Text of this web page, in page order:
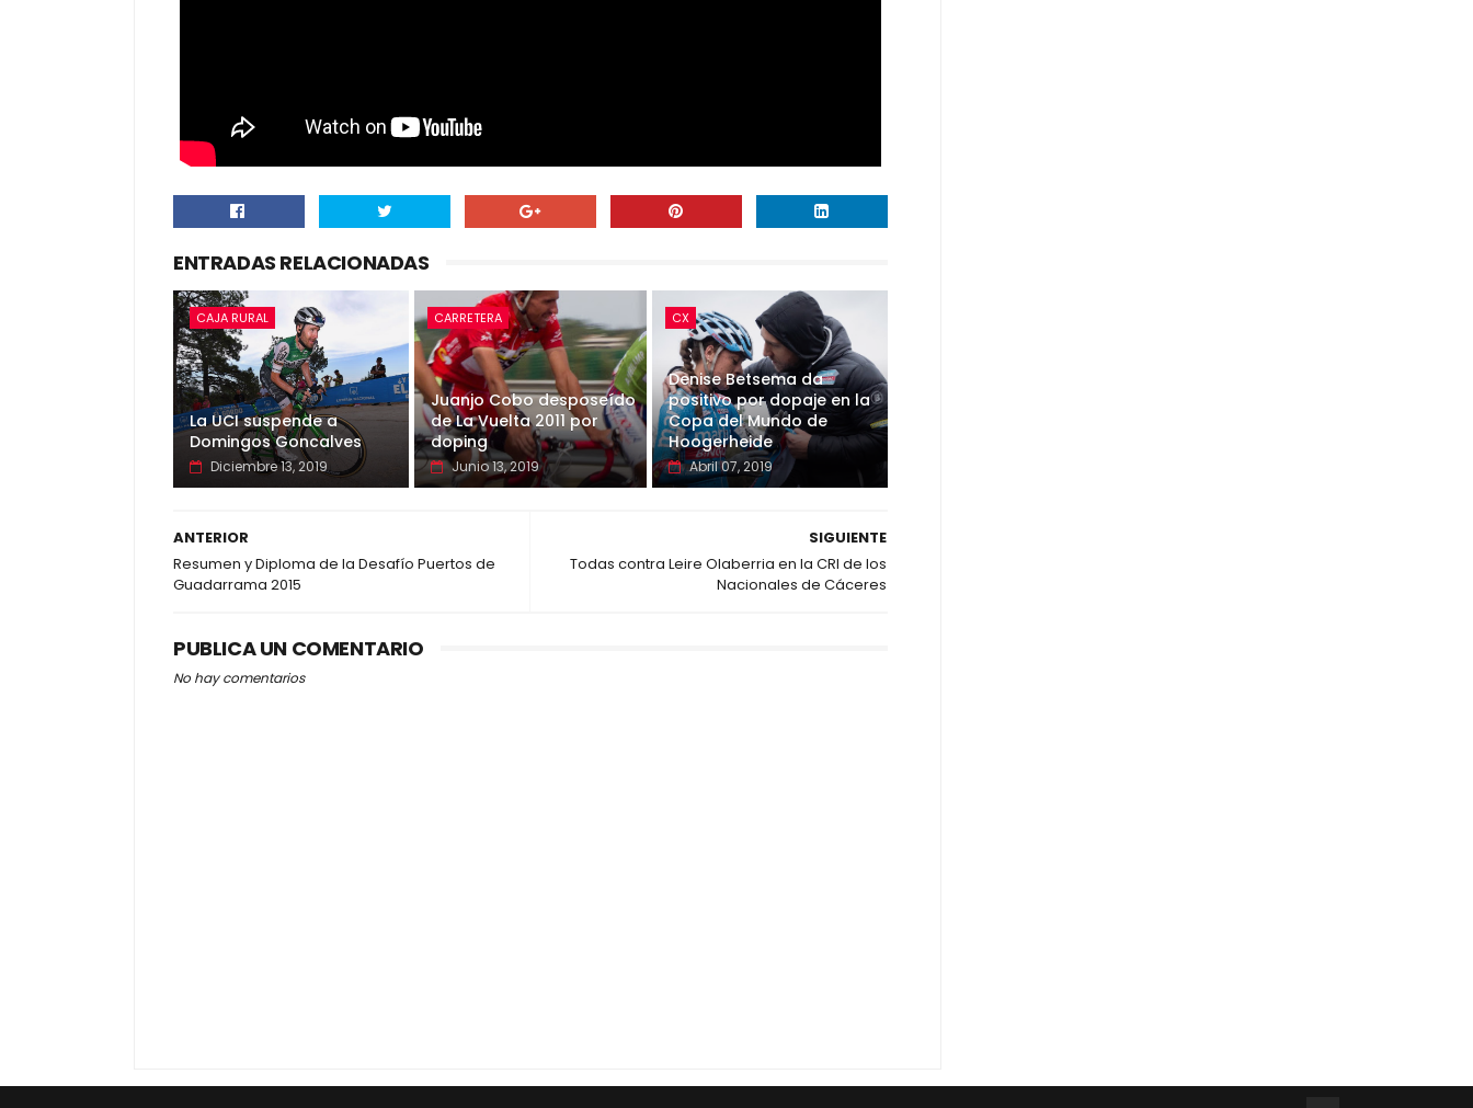
ENTRADAS RELACIONADAS
CAJA RURAL
La UCI suspende a
Domingos Goncalves
Diciembre 13, 2019
CARRETERA
Juanjo Cobo desposeído
de La Vuelta 2011 por
doping
Junio 13, 2019
CX
Denise Betsema da
positivo por dopaje en la
Copa del Mundo de
Hoogerheide
Abril 07, 2019
SIGUIENTE
Todas contra Leire Olaberria en la CRI de los
Nacionales de Cáceres
ANTERIOR
Resumen y Diploma de la Desafío Puertos de
Guadarrama 2015
PUBLICA UN COMENTARIO
No hay comentarios